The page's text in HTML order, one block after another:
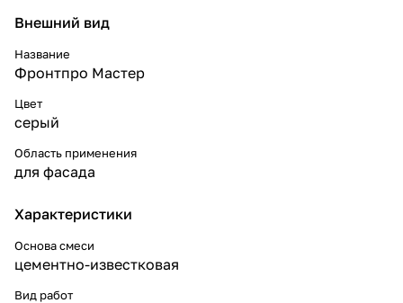
Внешний вид
Название
Фронтпро Мастер
Цвет
серый
Область применения
для фасада
Характеристики
Основа смеси
цементно-известковая
Вид работ